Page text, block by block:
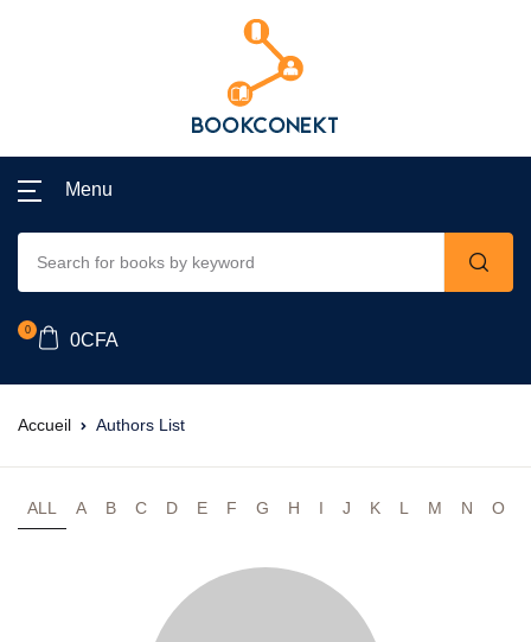
Menu
0
0CFA
Accueil Authors List
ALL A B C D E F G H I J K L M N O